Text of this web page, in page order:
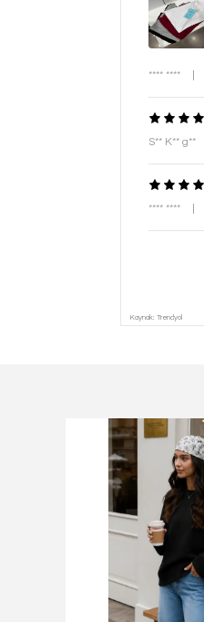
**** ****
S** K** g**
**** ****
Kaynak: Trendyol